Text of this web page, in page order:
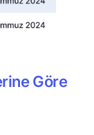
Göre